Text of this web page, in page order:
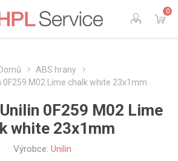
0
Domů
ABS hrany
0F259 M02 Lime chalk white 23x1mm
0F259 M02 Lime
white 23x1mm
Výrobce: Unilin